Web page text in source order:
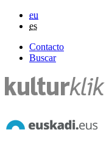
eu
es
Contacto
Buscar